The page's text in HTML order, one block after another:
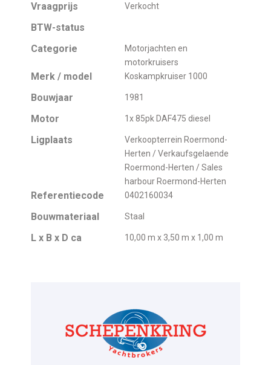
Vraagprijs Verkocht
BTW-status
Categorie
Motorjachten en
motorkruisers
Merk / model Koskampkruiser 1000
Bouwjaar 1981
Motor 1x 85pk DAF475 diesel
Ligplaats
Verkoopterrein Roermond-
Herten / Verkaufsgelaende
Roermond-Herten / Sales
harbour Roermond-Herten
Referentiecode 0402160034
Bouwmateriaal Staal
L x B x D ca 10,00 m x 3,50 m x 1,00 m